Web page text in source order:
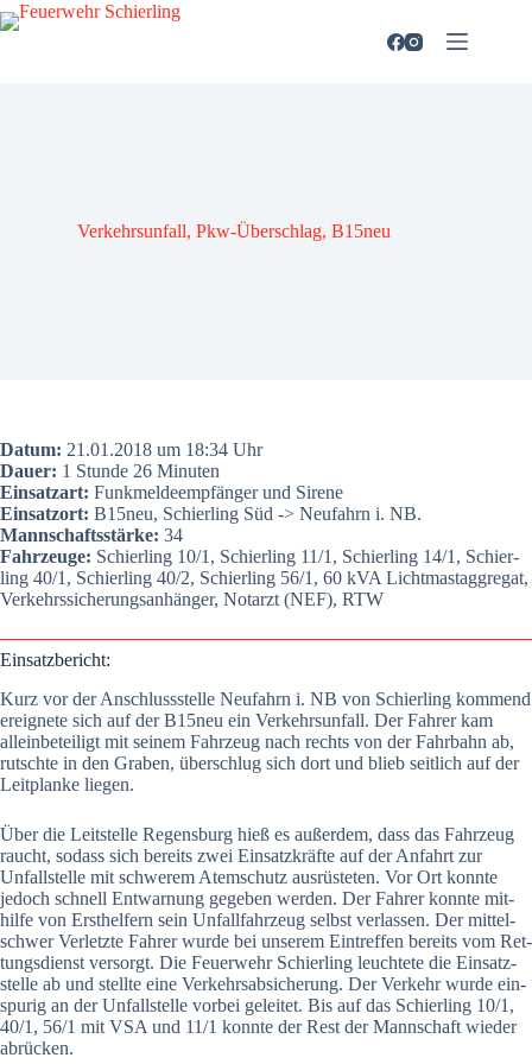
Zum
Inhalt
Ver­kehrs­un­fall, Pkw-Über­schlag, B15neu
Datum: 21.01.2018 um 18:34 Uhr
Dau­er: 1 Stun­de 26 Minu­ten
Ein­satz­art: Funk­mel­de­emp­fän­ger und Sire­ne
Ein­satz­ort: B15neu, Schier­ling Süd -> Neu­fahrn i. NB.
Mann­schafts­stär­ke: 34
Fahr­zeu­ge: Schier­ling 10/1, Schier­ling 11/1, Schier­ling 14/1, Schier­
ling 40/1, Schier­ling 40/2, Schier­ling 56/1, 60 kVA Licht­mast­ag­gre­gat,
Ver­kehrs­si­che­rungs­an­hän­ger, Not­arzt (NEF), RTW
Ein­satz­be­richt:
Kurz vor der Anschluss­stel­le Neu­fahrn i. NB von Schier­ling kom­mend
ereig­ne­te sich auf der B15neu ein Ver­kehrs­un­fall. Der Fah­rer kam
allein­be­tei­ligt mit sei­nem Fahr­zeug nach rechts von der Fahr­bahn ab,
rutsch­te in den Gra­ben, über­schlug sich dort und blieb seit­lich auf der
Leit­plan­ke lie­gen.
Über die Leit­stel­le Regens­burg hieß es außer­dem, dass das Fahr­zeug
raucht, sodass sich bereits zwei Ein­satz­kräf­te auf der Anfahrt zur
Unfall­stel­le mit schwe­rem Atem­schutz aus­rüs­te­ten. Vor Ort konn­te
jedoch schnell Ent­war­nung gege­ben wer­den. Der Fah­rer konn­te mit­
hil­fe von Erst­hel­fern sein Unfall­fahr­zeug selbst ver­las­sen. Der mit­tel­
schwer Ver­letz­te Fah­rer wur­de bei unse­rem Ein­tref­fen bereits vom Ret­
tungs­dienst ver­sorgt. Die Feu­er­wehr Schier­ling leuch­te­te die Ein­satz­
stel­le ab und stell­te eine Ver­kehrs­ab­si­che­rung. Der Ver­kehr wur­de ein­
spu­rig an der Unfall­stel­le vor­bei gelei­tet. Bis auf das Schier­ling 10/1,
40/1, 56/1 mit VSA und 11/1 konn­te der Rest der Mann­schaft wie­der
abrü­cken.